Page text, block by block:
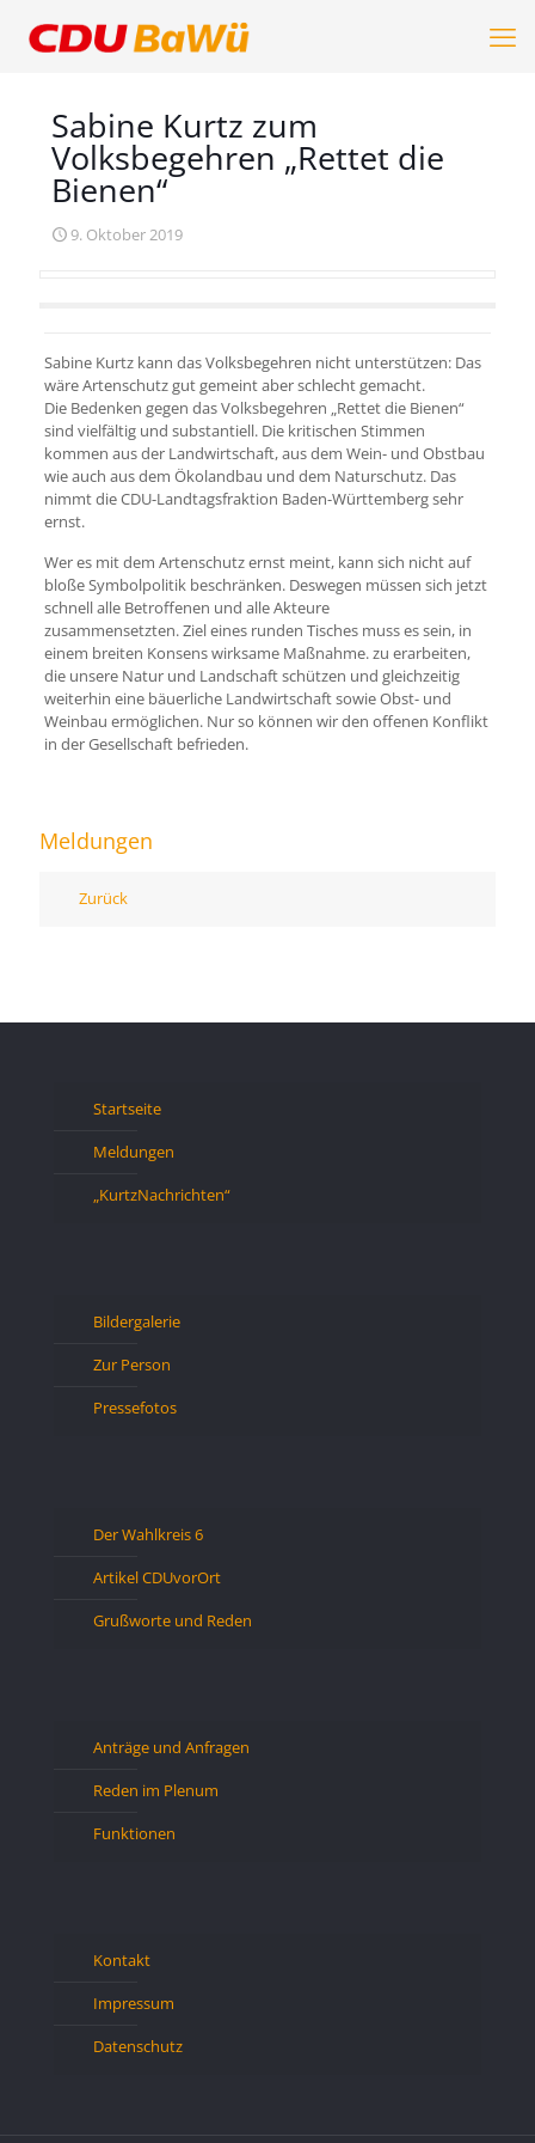
Sabine Kurtz zum
Volksbegehren „Rettet die
Bienen“
9. Oktober 2019
Sabine Kurtz kann das Volksbegehren nicht unterstützen: Das
wäre Artenschutz gut gemeint aber schlecht gemacht.
Die Bedenken gegen das Volksbegehren „Rettet die Bienen“
sind vielfältig und substantiell. Die kritischen Stimmen
kommen aus der Landwirtschaft, aus dem Wein- und Obstbau
wie auch aus dem Ökolandbau und dem Naturschutz. Das
nimmt die CDU-Landtagsfraktion Baden-Württemberg sehr
ernst.
Wer es mit dem Artenschutz ernst meint, kann sich nicht auf
bloße Symbolpolitik beschränken. Deswegen müssen sich jetzt
schnell alle Betroffenen und alle Akteure
zusammensetzten. Ziel eines runden Tisches muss es sein, in
einem breiten Konsens wirksame Maßnahme. zu erarbeiten,
die unsere Natur und Landschaft schützen und gleichzeitig
weiterhin eine bäuerliche Landwirtschaft sowie Obst- und
Weinbau ermöglichen. Nur so können wir den offenen Konflikt
in der Gesellschaft befrieden.
Meldungen
Zurück
Startseite
Meldungen
„KurtzNachrichten“
Bildergalerie
Zur Person
Pressefotos
Der Wahlkreis 6
Artikel CDUvorOrt
Grußworte und Reden
Anträge und Anfragen
Reden im Plenum
Funktionen
Kontakt
Impressum
Datenschutz